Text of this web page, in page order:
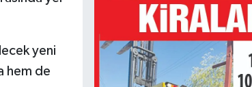
yeni
hem de